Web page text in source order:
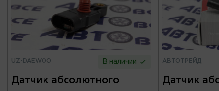
UZ-DAEWOO В наличии
Датчик абсолютного
АВТОТРЕЙД
Датчик